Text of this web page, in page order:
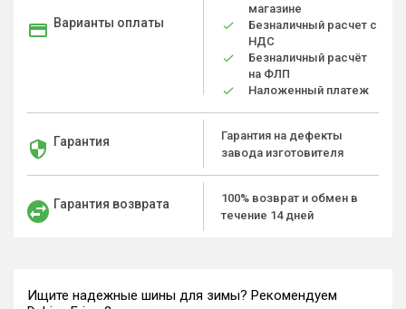
Варианты оплаты
магазине
Безналичный расчет с
НДС
Безналичный расчёт
на ФЛП
Наложенный платеж
Гарантия
Гарантия на дефекты
завода изготовителя
Гарантия возврата
100% возврат и обмен в
течение 14 дней
Ищите надежные шины для зимы? Рекомендуем